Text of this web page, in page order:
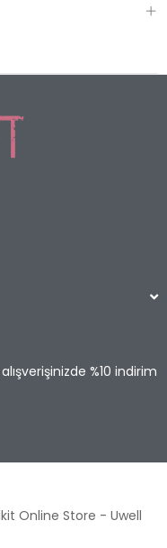
%10 indirim
Online Store - Uwell